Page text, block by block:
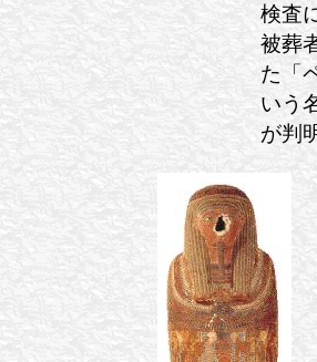
検査
被葬
た「
いう
が判